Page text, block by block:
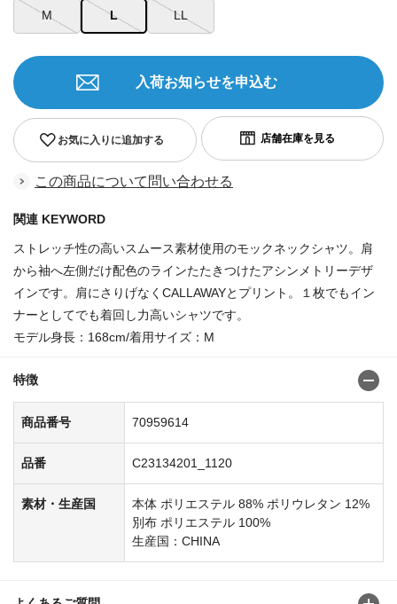
M L LL
お気に入りに追加する
入荷お知らせを申込む
この商品について問い合わせる
関連 KEYWORD
ストレッチ性の高いスムース素材使用のモックネックシャツ。肩
から袖へ左側だけ配色のラインたたきつけたアシンメトリーデザ
インです。肩にさりげなくCALLAWAYとプリント。１枚でもイン
ナーとしてでも着回し力高いシャツです。
モデル身長：168cm/着用サイズ：M
特徴
商品番号 70959614
品番 C23134201_1120
素材・生産国
本体 ポリエステル 88% ポリウレタン 12%
別布 ポリエステル 100%
生産国：CHINA